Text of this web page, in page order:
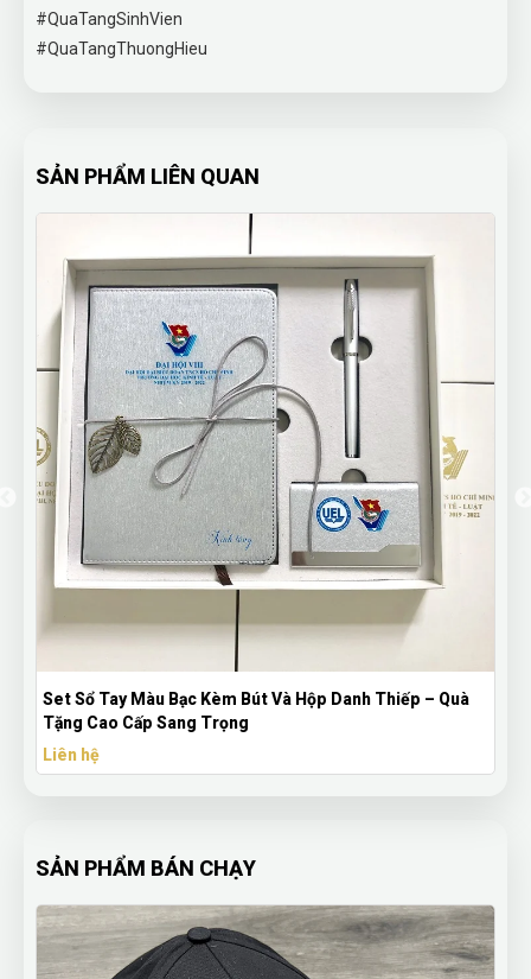
#QuaTangSinhVien
#QuaTangThuongHieu
SẢN PHẨM LIÊN QUAN
Bạc Kèm Bút Và Hộp Danh Thiếp – Quà
Sang Trọng
Bút Bi Kim Loại
SẢN PHẨM BÁN CHẠY